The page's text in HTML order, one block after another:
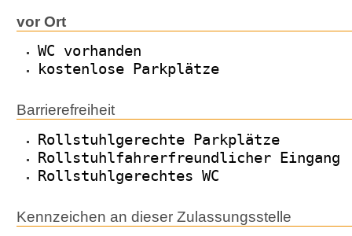
vor Ort
WC vorhanden
kostenlose Parkplätze
Barrierefreiheit
Rollstuhlgerechte Parkplätze
Rollstuhlfahrerfreundlicher Eingang
Rollstuhlgerechtes WC
Kennzeichen an dieser Zulassungsstelle